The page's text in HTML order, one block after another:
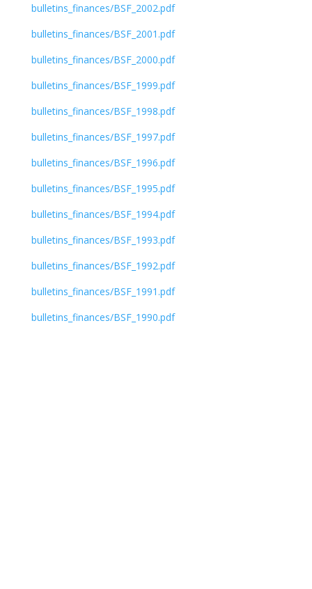
bulletins_finances/BSF_2002.pdf
bulletins_finances/BSF_2001.pdf
bulletins_finances/BSF_2000.pdf
bulletins_finances/BSF_1999.pdf
bulletins_finances/BSF_1998.pdf
bulletins_finances/BSF_1997.pdf
bulletins_finances/BSF_1996.pdf
bulletins_finances/BSF_1995.pdf
bulletins_finances/BSF_1994.pdf
bulletins_finances/BSF_1993.pdf
bulletins_finances/BSF_1992.pdf
bulletins_finances/BSF_1991.pdf
bulletins_finances/BSF_1990.pdf